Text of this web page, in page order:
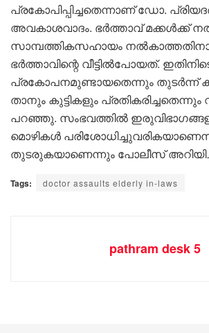
പ്രകോപിപ്പിച്ചതെന്നാണ് ഡോ.
അവകാശവാദം. ഭർത്താവ് മക്കൾക്ക്
സാമ്പത്തികസഹായം
ഭർത്താവിന്റെ വീട്ടിൽപോയത്.
പ്രകോപനമുണ്ടായതെന്നും തുടർന്ന്
താനും കുട്ടികളും
പറഞ്ഞു. സംഭവത്തിൽ
മൊഴികൾ
തുടരുകയാണെന്നും പോലീസ്
Tags: doctor assaults elderly in-laws
pathram desk 5